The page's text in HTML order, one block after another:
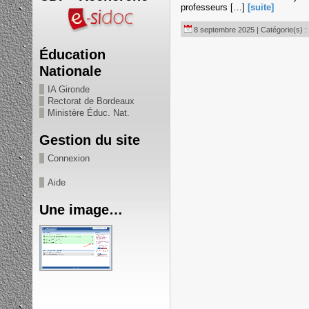
Éducation
Nationale
IA Gironde
Rectorat de Bordeaux
Ministère Éduc. Nat.
Gestion du site
Connexion
Aide
Une image…
professeurs […] [suite]
8 septembre 2025 | Catégorie(s) :